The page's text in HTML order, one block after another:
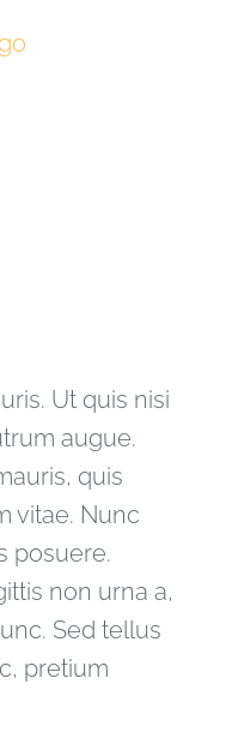
Ut quis nisi
augue.
quis
vitae. Nunc
posuere.
non urna a,
Sed tellus
pretium